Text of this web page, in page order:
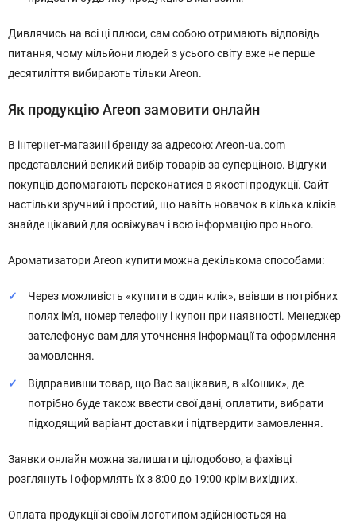
Дивлячись на всі ці плюси, сам собою отримають відповідь
питання, чому мільйони людей з усього світу вже не перше
десятиліття вибирають тільки Areon.
Як продукцію Areon замовити онлайн
В інтернет-магазині бренду за адресою: Areon-ua.com
представлений великий вибір товарів за суперціною. Відгуки
покупців допомагають переконатися в якості продукції. Сайт
настільки зручний і простий, що навіть новачок в кілька кліків
знайде цікавий для освіжувач і всю інформацію про нього.
Ароматизатори Areon купити можна декількома способами:
Через можливість «купити в один клік», ввівши в потрібних
полях ім'я, номер телефону і купон при наявності. Менеджер
зателефонує вам для уточнення інформації та оформлення
замовлення.
Відправивши товар, що Вас зацікавив, в «Кошик», де
потрібно буде також ввести свої дані, оплатити, вибрати
підходящий варіант доставки і підтвердити замовлення.
Заявки онлайн можна залишати цілодобово, а фахівці
розглянуть і оформлять їх з 8:00 до 19:00 крім вихідних.
Оплата продукції зі своїм логотипом здійснюється на